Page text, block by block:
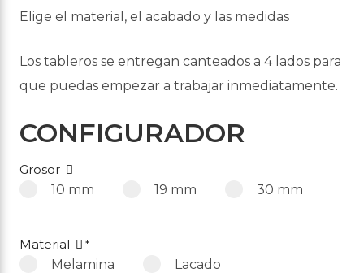
Elige el material, el acabado y las medidas
Los tableros se entregan canteados a 4 lados para
que puedas empezar a trabajar inmediatamente.
CONFIGURADOR
Grosor
10 mm
19 mm 30 mm
Material *
Melamina Lacado